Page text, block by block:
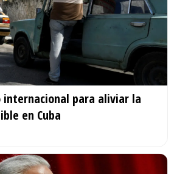
internacional para aliviar la
en Cuba